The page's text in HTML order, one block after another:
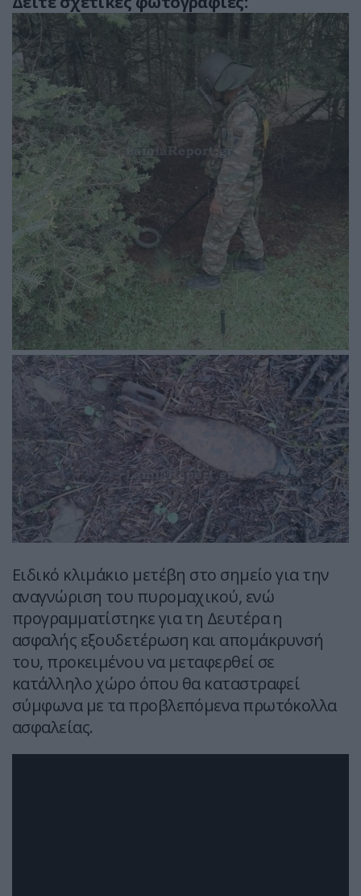
Ειδικό κλιμάκιο μετέβη στο σημείο για την
αναγνώριση του πυρομαχικού, ενώ
προγραμματίστηκε για τη Δευτέρα η
ασφαλής εξουδετέρωση και απομάκρυνσή
του, προκειμένου να μεταφερθεί σε
κατάλληλο χώρο όπου θα καταστραφεί
σύμφωνα με τα προβλεπόμενα πρωτόκολλα
ασφαλείας.